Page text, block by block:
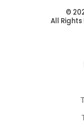
©
All Rights